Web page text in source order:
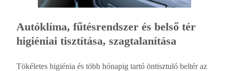
Autóklíma, fűtésrendszer és belső tér
higiéniai tisztítása, szagtalanítása
Tökéletes higiénia és több hónapig tartó öntisztuló beltér az